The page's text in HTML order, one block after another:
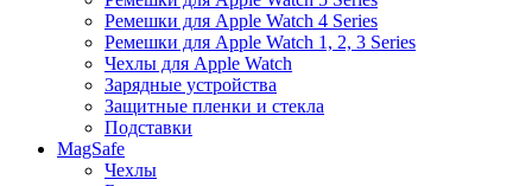
Ремешки для Apple Watch 4 Series
Ремешки для Apple Watch 1, 2, 3 Series
Чехлы для Apple Watch
Зарядные устройства
Защитные пленки и стекла
Подставки
MagSafe
Чехлы